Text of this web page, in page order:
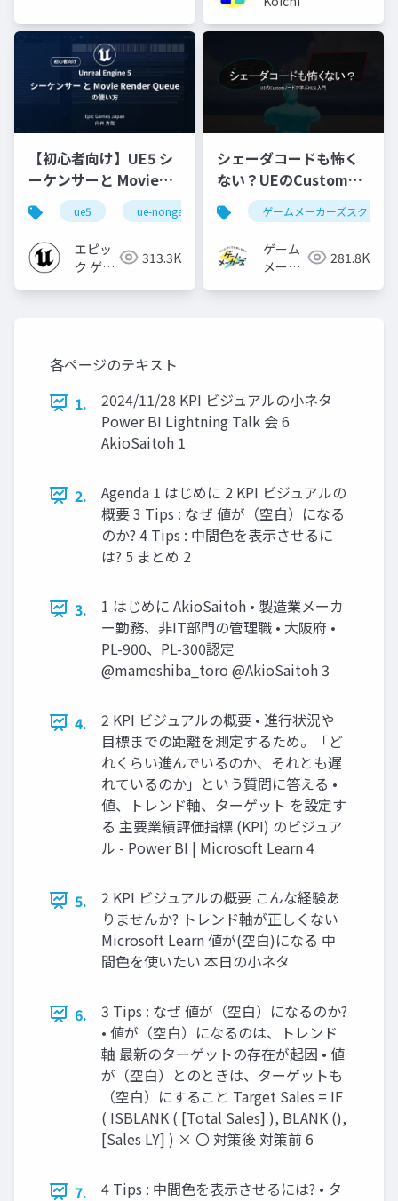
【初心者向け】UE5 シ
ーケンサーと Movie
Render Queue の使い
方【Cinematic Dive
2023】
ue5 ue-nongame
エピッ
ク ゲー
313.3K
シェーダコードも怖く
ない？UEのCustomノ
ードで学ぶHLSL入門
ゲームメーカーズスクラン
ゲーム
メーカ
281.8K
各ページのテキスト
1.
2024/11/28 KPI ビジュアルの小ネタ
Power BI Lightning Talk 会 6
AkioSaitoh 1
2.
Agenda 1 はじめに 2 KPI ビジュアルの
概要 3 Tips : なぜ 値が（空白）になる
のか? 4 Tips : 中間色を表示させるに
は? 5 まとめ 2
3.
1 はじめに AkioSaitoh • 製造業メーカ
ー勤務、非IT部門の管理職 • 大阪府 •
PL-900、PL-300認定
@mameshiba_toro @AkioSaitoh 3
4.
2 KPI ビジュアルの概要 • 進行状況や
目標までの距離を測定するため。「ど
れくらい進んでいるのか、それとも遅
れているのか」という質問に答える •
値、トレンド軸、ターゲット を設定す
る 主要業績評価指標 (KPI) のビジュア
ル - Power BI | Microsoft Learn 4
5.
2 KPI ビジュアルの概要 こんな経験あ
りませんか? トレンド軸が正しくない
Microsoft Learn 値が(空白)になる 中
間色を使いたい 本日の小ネタ
6.
3 Tips : なぜ 値が（空白）になるのか?
• 値が（空白）になるのは、トレンド
軸 最新のターゲットの存在が起因 • 値
が（空白）とのときは、ターゲットも
（空白）にすること Target Sales = IF
( ISBLANK ( [Total Sales] ), BLANK (),
[Sales LY] ) × 〇 対策後 対策前 6
7.
4 Tips : 中間色を表示させるには? • タ